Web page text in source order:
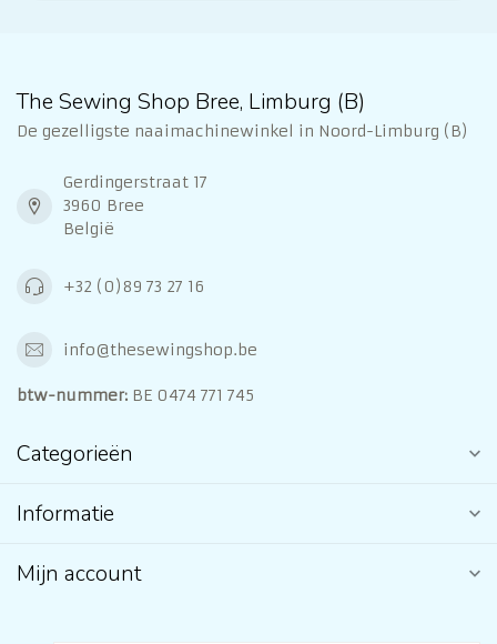
The Sewing Shop Bree, Limburg (B)
De gezelligste naaimachinewinkel in Noord-Limburg (B)
Gerdingerstraat 17
3960 Bree
België
+32 (0)89 73 27 16
info@thesewingshop.be
btw-nummer: BE 0474 771 745
Categorieën
Informatie
Mijn account